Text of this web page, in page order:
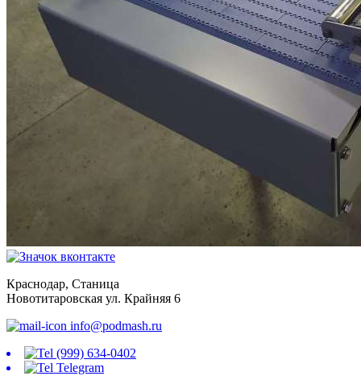
Краснодар, Станица
Новотитаровская ул. Крайняя 6
info@podmash.ru
(999) 634-0402
Telegram